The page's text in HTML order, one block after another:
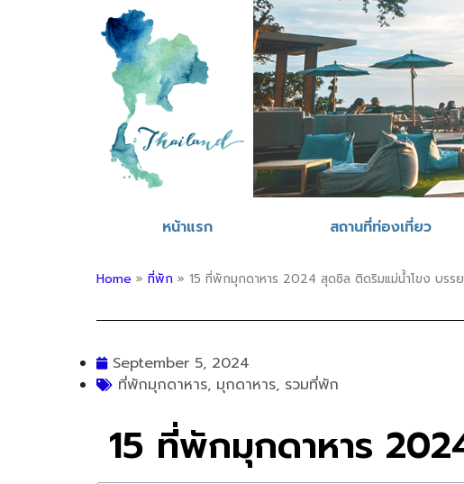
หน้าแรก สถานที่ท่องเที่ยว
Home » ที่พัก » 15 ที่พักมุกดาหาร 2024 สุดชิล ติดริมแม่น้ำโขง บรร
September 5, 2024
ที่พักมุกดาหาร, มุกดาหาร, รวมที่พัก
15 ที่พักมุกดาหาร